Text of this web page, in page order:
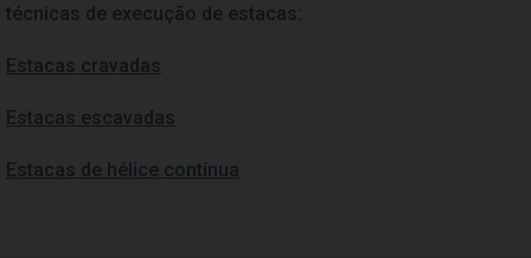
técnicas de execução de estacas:
Estacas cravadas
Estacas escavadas
Estacas de hélice contínua